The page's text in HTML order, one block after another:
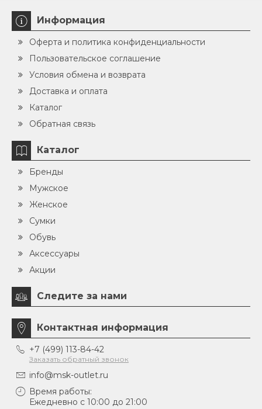
Информация
Оферта и политика конфиденциальности
Пользовательское соглашение
Условия обмена и возврата
Доставка и оплата
Каталог
Обратная связь
Каталог
Бренды
Мужское
Женское
Сумки
Обувь
Аксессуары
Акции
Следите за нами
Контактная информация
+7 (499) 113-84-42
Заказать обратный звонок
info@msk-outlet.ru
Время работы:
Ежедневно с 10:00 до 21:00